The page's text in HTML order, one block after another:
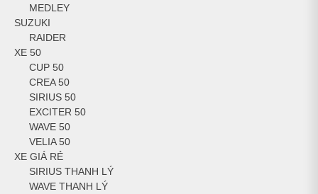
MEDLEY
SUZUKI
RAIDER
XE 50
CUP 50
CREA 50
SIRIUS 50
EXCITER 50
WAVE 50
VELIA 50
XE GIÁ RẺ
SIRIUS THANH LÝ
WAVE THANH LÝ